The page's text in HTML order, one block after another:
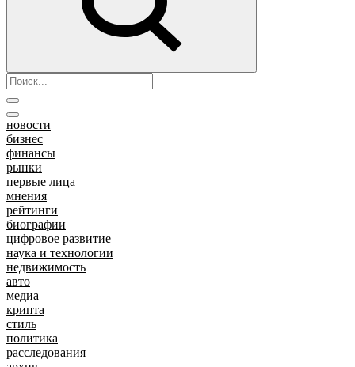
новости
бизнес
финансы
рынки
первые лица
мнения
рейтинги
биографии
цифровое развитие
наука и технологии
недвижимость
авто
медиа
крипта
стиль
политика
расследования